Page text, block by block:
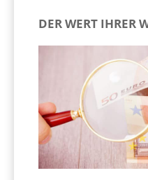
DER WERT IHRER